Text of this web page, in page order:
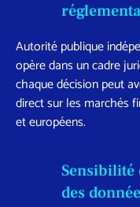
Autorité publique
opère dans un cadre
chaque décision peut
direct sur les marchés
et européens.
Sensibilité
des